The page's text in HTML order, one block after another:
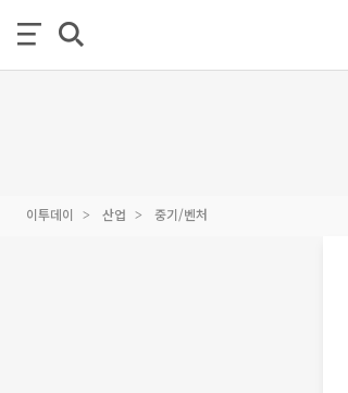
이투데이 산업 중기/벤처